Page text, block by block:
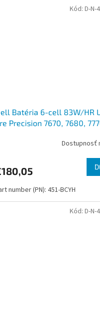
Batéria 6-cell 83W/HR
Precision 7670, 7680,
Dostupnosť
number (PN): 451-BCYH
Kód: D-N-
Kód: D-N-